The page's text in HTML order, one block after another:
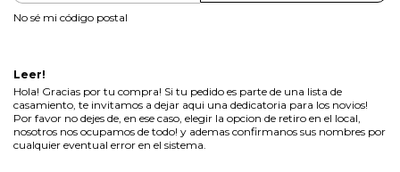
No sé mi código postal
Leer!
Hola! Gracias por tu compra! Si tu pedido es parte de una lista de
casamiento, te invitamos a dejar aqui una dedicatoria para los novios!
Por favor no dejes de, en ese caso, elegir la opcion de retiro en el local,
nosotros nos ocupamos de todo! y ademas confirmanos sus nombres por
cualquier eventual error en el sistema.